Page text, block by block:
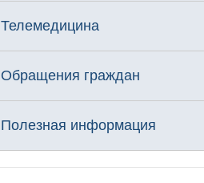
Телемедицина
Обращения граждан
Полезная информация